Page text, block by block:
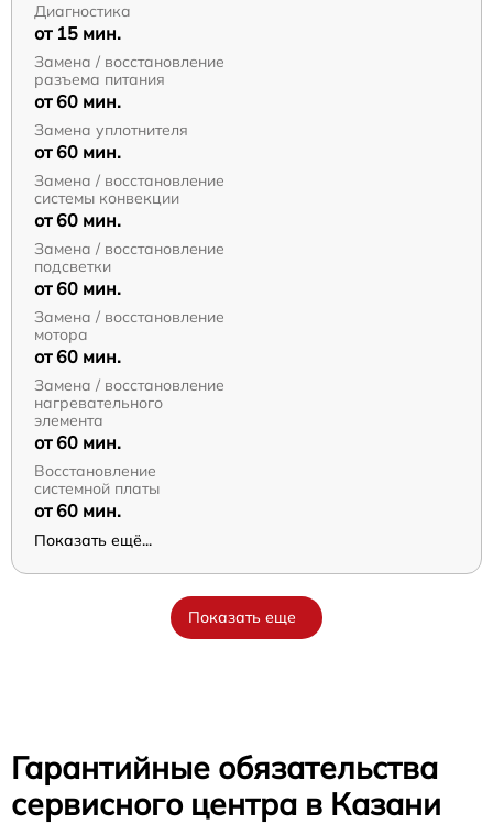
Диагностика
от 15 мин.
Замена / восстановление
разъема питания
от 60 мин.
Замена уплотнителя
от 60 мин.
Замена / восстановление
системы конвекции
от 60 мин.
Замена / восстановление
подсветки
от 60 мин.
Замена / восстановление
мотора
от 60 мин.
Замена / восстановление
нагревательного
элемента
от 60 мин.
Восстановление
системной платы
от 60 мин.
Показать ещё...
Показать еще
Гарантийные обязательства
сервисного центра в Казани